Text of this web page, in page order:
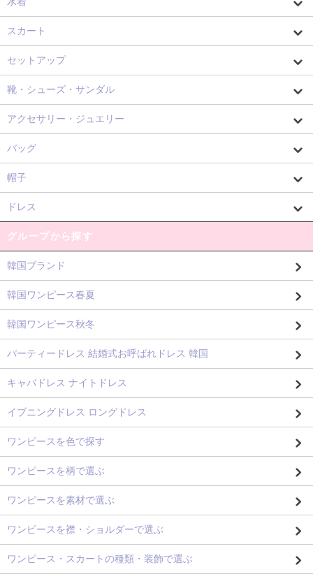
スカート
セットアップ
靴・シューズ・サンダル
アクセサリー・ジュエリー
バッグ
帽子
ドレス
グループから探す
韓国ブランド
韓国ワンピース春夏
韓国ワンピース秋冬
パーティードレス 結婚式お呼ばれドレス 韓国
キャバドレス ナイトドレス
イブニングドレス ロングドレス
ワンピースを色で探す
ワンピースを柄で選ぶ
ワンピースを素材で選ぶ
ワンピースを襟・ショルダーで選ぶ
ワンピース・スカートの種類・装飾で選ぶ